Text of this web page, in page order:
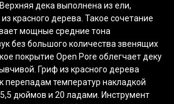
дека выполнена из ели,
красного дерева. Такое сочетание
мощные средние тона
без большого количества звенящих
покрытие Open Pore облегчает деку
Гриф из красного дерева
перепадам температур накладкой
дюймов и 20 ладами. Инструмент